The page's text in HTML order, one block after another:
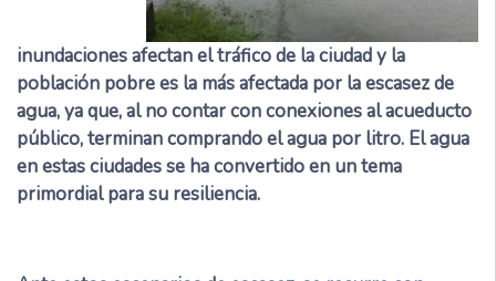
inundaciones afectan el tráfico de la ciudad y la
población pobre es la más afectada por la escasez de
agua, ya que, al no contar con conexiones al acueducto
público, terminan comprando el agua por litro. El agua
en estas ciudades se ha convertido en un tema
primordial para su resiliencia.